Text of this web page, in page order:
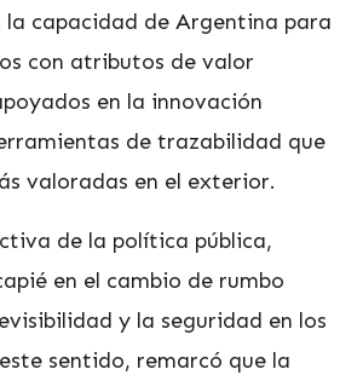
la capacidad de Argentina para
con atributos de valor
en la innovación
de trazabilidad que
valoradas en el exterior.
de la política pública,
en el cambio de rumbo
y la seguridad en los
sentido, remarcó que la